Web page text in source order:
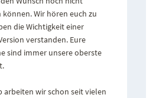
Wir hören euch zu
die Wichtigkeit einer
verstanden. Eure
sind immer unsere oberste
arbeiten wir schon seit vielen